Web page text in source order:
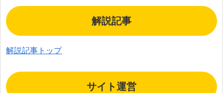
解説記事
解説記事トップ
サイト運営